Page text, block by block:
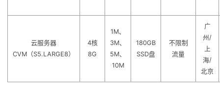
云服务器
CVM（S5.LARGE8）
4核
8G
1M、
3M、
5M、
10M
180GB
SSD盘
不限制
流量
广
州/
上
海/
北京